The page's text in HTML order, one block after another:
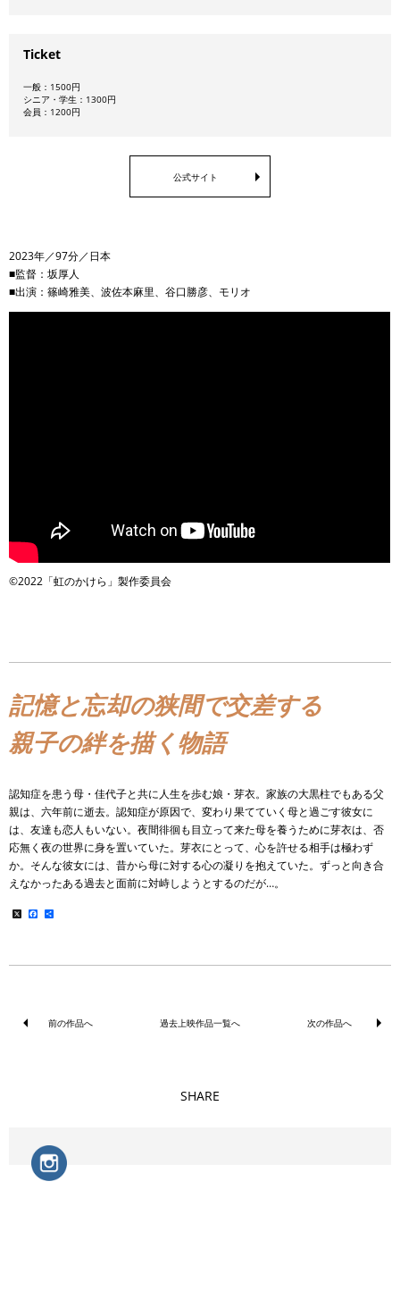
Ticket
一般：1500円
シニア・学生：1300円
会員：1200円
公式サイト
2023年／97分／日本
■監督：坂厚人
■出演：篠崎雅美、波佐本麻里、谷口勝彦、モリオ
©︎2022「虹のかけら」製作委員会
記憶と忘却の狭間で交差する
親子の絆を描く物語
認知症を患う母・佳代子と共に人生を歩む娘・芽衣。家族の大黒柱でもある父
親は、六年前に逝去。認知症が原因で、変わり果てていく母と過ごす彼女に
は、友達も恋人もいない。夜間徘徊も目立って来た母を養うために芽衣は、否
応無く夜の世界に身を置いていた。芽衣にとって、心を許せる相手は極わず
か。そんな彼女には、昔から母に対する心の凝りを抱えていた。ずっと向き合
えなかったある過去と面前に対峙しようとするのだが…。
X Facebook
前の作品へ 過去上映作品一覧へ 次の作品へ
SHARE